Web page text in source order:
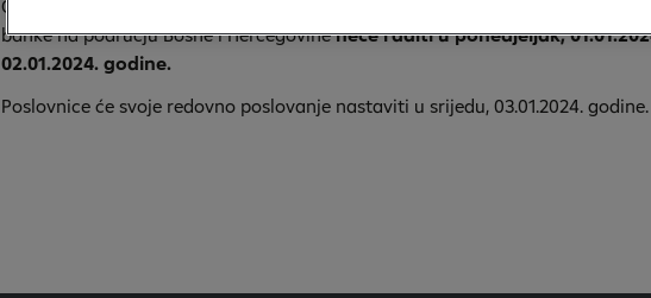
Obavještavamo cijenjene klijente da povodom predstojećeg praznika
banke na području Bosne i Hercegovineneće raditi u ponedjeljak,
02.01.2024. godine.
Poslovnice će svoje redovno poslovanje nastaviti u srijedu, 03.01.2024. godine.